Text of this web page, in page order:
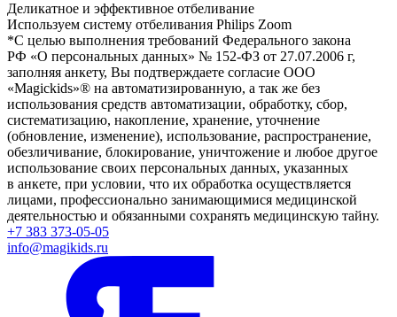
Деликатное и эффективное отбеливание
Используем систему отбеливания Philips Zoom
*С целью выполнения требований Федерального закона
РФ «О персональных данных» № 152-ФЗ от 27.07.2006 г,
заполняя анкету, Вы подтверждаете согласие ООО
«Magickids»® на автоматизированную, а так же без
использования средств автоматизации, обработку, сбор,
систематизацию, накопление, хранение, уточнение
(обновление, изменение), использование, распространение,
обезличивание, блокирование, уничтожение и любое другое
использование своих персональных данных, указанных
в анкете, при условии, что их обработка осуществляется
лицами, профессионально занимающимися медицинской
деятельностью и обязанными сохранять медицинскую тайну.
+7 383 373-05-05
info@magikids.ru